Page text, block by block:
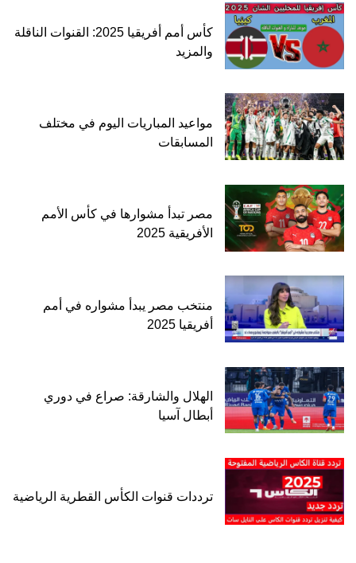
كأس أمم أفريقيا 2025: القنوات الناقلة
والمزيد
مواعيد المباريات اليوم في مختلف
المسابقات
مصر تبدأ مشوارها في كأس الأمم
الأفريقية 2025
منتخب مصر يبدأ مشواره في أمم
أفريقيا 2025
الهلال والشارقة: صراع في دوري
أبطال آسيا
ترددات قنوات الكأس القطرية الرياضية